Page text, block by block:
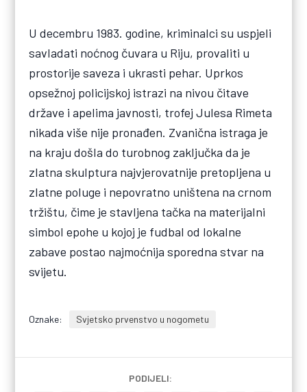
U decembru 1983. godine, kriminalci su uspjeli
savladati noćnog čuvara u Riju, provaliti u
prostorije saveza i ukrasti pehar. Uprkos
opsežnoj policijskoj istrazi na nivou čitave
države i apelima javnosti, trofej Julesa Rimeta
nikada više nije pronađen. Zvanična istraga je
na kraju došla do turobnog zaključka da je
zlatna skulptura najvjerovatnije pretopljena u
zlatne poluge i nepovratno uništena na crnom
tržištu, čime je stavljena tačka na materijalni
simbol epohe u kojoj je fudbal od lokalne
zabave postao najmoćnija sporedna stvar na
svijetu.
Oznake: Svjetsko prvenstvo u nogometu
PODIJELI: